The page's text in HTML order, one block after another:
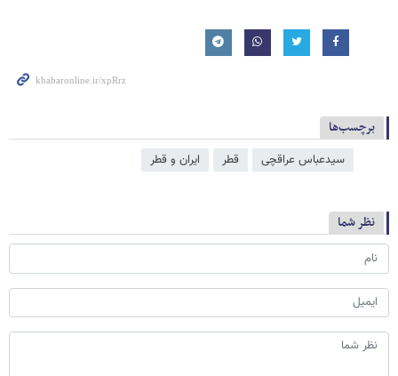
برچسب‌ها
سیدعباس عراقچی قطر ایران و قطر
نظر شما